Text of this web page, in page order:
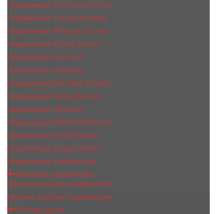
Парфюмерия The House of Oud
Парфюмерия Thomas Kosmala
Парфюмерия Tiffany & Co Love
Парфюмерия Tiziana Terenzi
Парфюмерия Tom Ford
Парфюмерия Valentino
Парфюмерия Van Cleef & Arpels
Парфюмерия Vertus Narcos'is
Парфюмерия Victorious
Парфюмерия Vilhelm Parfumerie
Парфюмерия Xerjoff Sospiro
Парфюмерия Zadig & Voltaire
Парфюмерия Zarkoperfume
Арабская парфюмерия
Женская арабская парфюмерия
Мужская арабская парфюмерия
Тестеры духов